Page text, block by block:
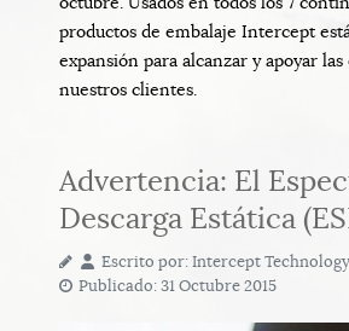
productos de embalaje Intercept
expansión para alcanzar y apoyar
nuestros clientes.
Advertencia: El
Descarga Estática
Escrito por:Intercept
Publicado: 31 Octubre 2015